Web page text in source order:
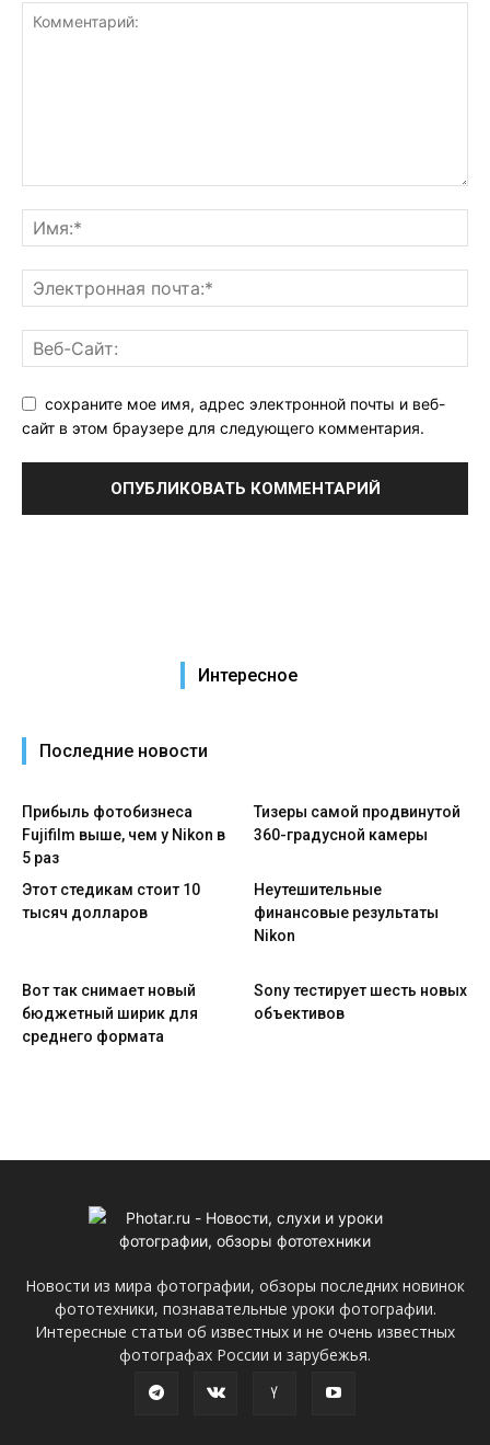
сохраните мое имя, адрес электронной почты и веб-
сайт в этом браузере для следующего комментария.
Интересное
Последние новости
Прибыль фотобизнеса
Fujifilm выше, чем у Nikon в
5 раз
Тизеры самой продвинутой
360-градусной камеры
Этот стедикам стоит 10
тысяч долларов
Неутешительные
финансовые результаты
Nikon
Вот так снимает новый
бюджетный ширик для
среднего формата
Sony тестирует шесть новых
объективов
Новости из мира фотографии, обзоры последних новинок
фототехники, познавательные уроки фотографии.
Интересные статьи об известных и не очень известных
фотографах России и зарубежья.